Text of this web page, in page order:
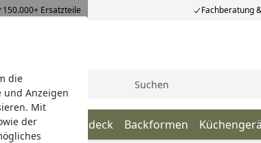
die
und Anzeigen
Mit
der
150.000+ Ersatzteile Fachberatung
Suche
Tischgedeck Backformen